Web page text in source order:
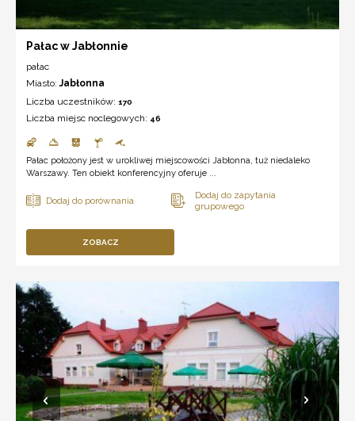
Pałac w Jabłonnie
pałac
Miasto:Jabłonna
Liczba uczestników: 170
Liczba miejsc noclegowych: 46
Pałac położony jest w urokliwej miejscowości Jabłonna, tuż niedaleko
Warszawy. Ten obiekt konferencyjny oferuje ...
ZOBACZ